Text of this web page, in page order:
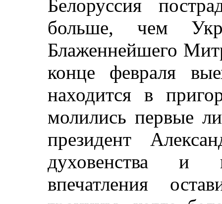
Белоруссия
больше, чем
Блаженнейшего
конце февраля
находится в
молились первые
президент
духовенства и
впечатления